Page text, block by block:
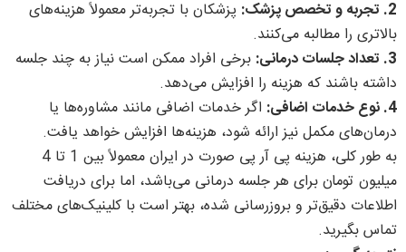
2. تجربه و تخصص پزشک:
پزشکان با تجربه‌تر معمولاً هزینه‌های
بالاتری را مطالبه می‌کنند.
3. تعداد جلسات درمانی:
برخی افراد ممکن است نیاز به چند جلسه
داشته باشند که هزینه را افزایش می‌دهد.
4. نوع خدمات اضافی:
اگر خدمات اضافی مانند مشاوره‌ها یا
درمان‌های مکمل نیز ارائه شود، هزینه‌ها افزایش خواهد یافت.
به طور کلی، هزینه پی آر پی صورت در ایران معمولاً بین 1 تا 4
میلیون تومان برای هر جلسه درمانی می‌باشد، اما برای دریافت
اطلاعات دقیق‌تر و بروزرسانی شده، بهتر است با کلینیک‌های مختلف
تماس بگیرید.